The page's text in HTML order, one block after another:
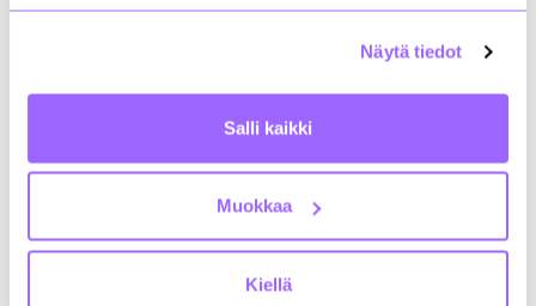
Näytä tiedot
Salli kaikki
Muokkaa
Kiellä
tulossa kesän aikana lausuttaviksi.
myös Vuoden rakennuttaja ja Vuoden
rakennuttajakonsultti. Vuoden rakennuttaja on
rakennuttajakonsultti Mari Lautala Sitowisesta.